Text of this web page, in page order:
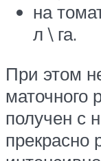
на
л \ га.
При этом
маточного
получен с
прекрасно